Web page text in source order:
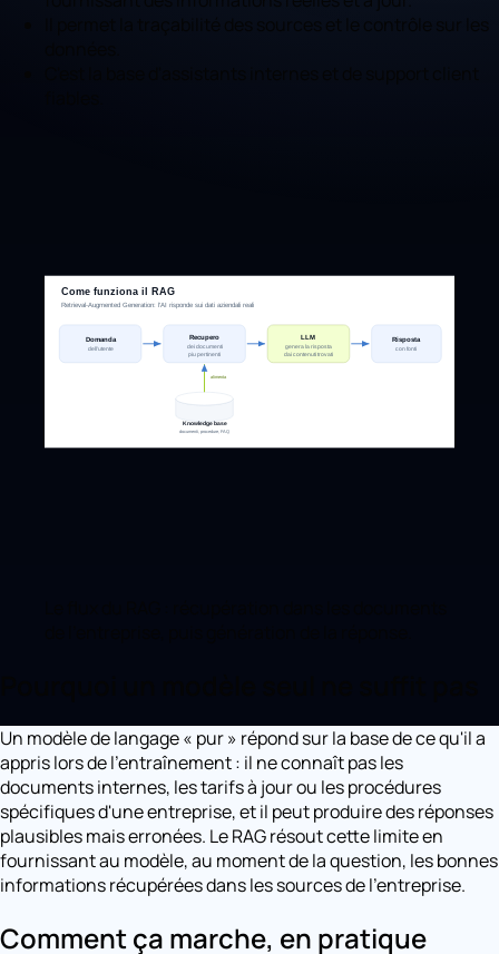
Un modèle de langage « pur » répond sur la base de ce qu'il a
appris lors de l'entraînement : il ne connaît pas les
documents internes, les tarifs à jour ou les procédures
spécifiques d'une entreprise, et il peut produire des réponses
plausibles mais erronées. Le RAG résout cette limite en
fournissant au modèle, au moment de la question, les bonnes
informations récupérées dans les sources de l'entreprise.
Comment ça marche, en pratique